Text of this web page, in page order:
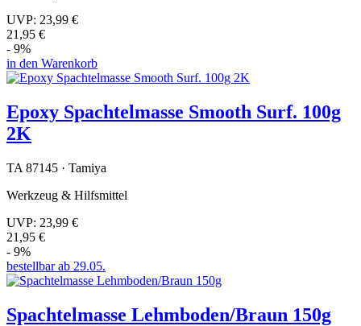
UVP: 23,99 €
21,95 €
- 9%
in den Warenkorb
Epoxy Spachtelmasse Smooth Surf. 100g
2K
TA 87145 · Tamiya
Werkzeug & Hilfsmittel
UVP: 23,99 €
21,95 €
- 9%
bestellbar ab 29.05.
Spachtelmasse Lehmboden/Braun 150g